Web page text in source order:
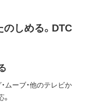
しめる。DTC
ムーブ・他のテレビか